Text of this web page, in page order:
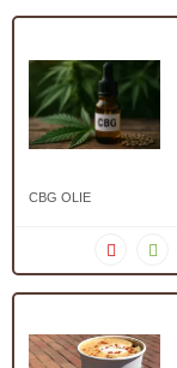
CBG OLIE